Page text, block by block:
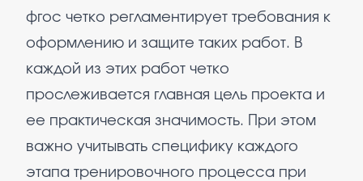
фгос четко регламентирует требования к
оформлению и защите таких работ. В
каждой из этих работ четко
прослеживается главная цель проекта и
ее практическая значимость. При этом
важно учитывать специфику каждого
этапа тренировочного процесса при